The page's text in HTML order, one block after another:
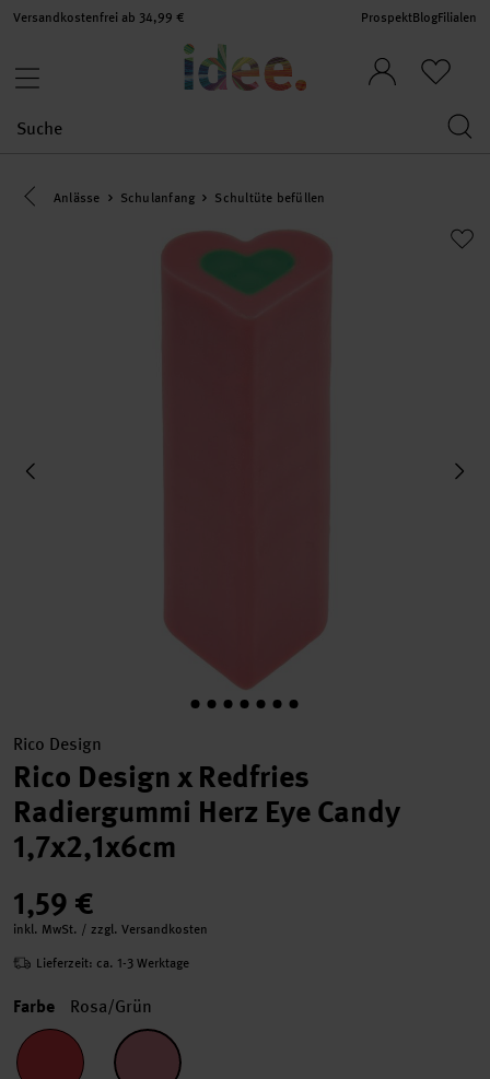
Versandkostenfrei ab 34,99 € ProspektBlogFilialen
Eine Kategorie zurück navigieren
Anlässe Schulanfang Schultüte befüllen
Rico Design
Rico Design x Redfries
Radiergummi Herz Eye Candy
1,7x2,1x6cm
1,59 €
inkl. MwSt. / zzgl. Versandkosten
Lieferzeit: ca. 1-3 Werktage
Farbe Rosa/Grün